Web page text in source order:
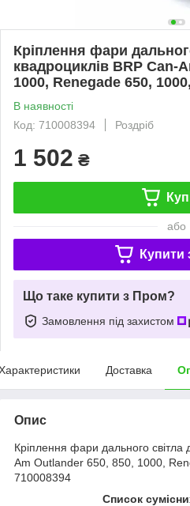
Кріплення фари
квадроциклів BRP Can-
1000, Renegade 650,
В наявності
Код: 710008394
Роздріб
1 502 ₴
або
Купити
Що таке купити з Пром?
Замовлення під захистом
Доставка
Опис
Кріплення фари дального світла
Am Outlander 650, 850, 1000,
710008394
Список